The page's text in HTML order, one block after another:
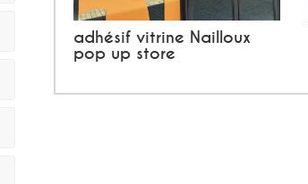
adhésif vitrine Nailloux
pop up store